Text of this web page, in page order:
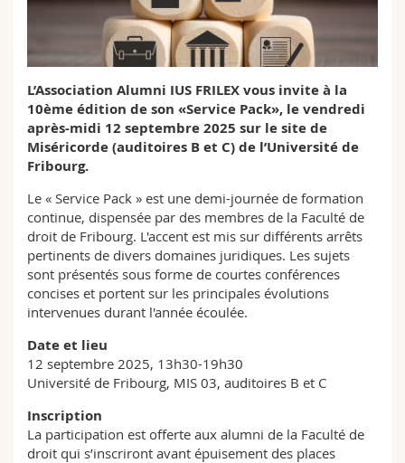
Sciences et médecine
Interfacultaire
Collaborateurs
Doctorants
Webmail
Programme des cours
MyUnifr
L’Association Alumni IUS FRILEX vous invite à la
10ème édition de son «Service Pack», le vendredi
après-midi 12 septembre 2025 sur le site de
Miséricorde (auditoires B et C) de l’Université de
Fribourg.
Le « Service Pack » est une demi-journée de formation
continue, dispensée par des membres de la Faculté de
droit de Fribourg. L'accent est mis sur différents arrêts
pertinents de divers domaines juridiques. Les sujets
sont présentés sous forme de courtes conférences
concises et portent sur les principales évolutions
intervenues durant l'année écoulée.
Date et lieu
12 septembre 2025, 13h30-19h30
Université de Fribourg, MIS 03, auditoires B et C
Inscription
La participation est offerte aux alumni de la Faculté de
droit qui s’inscriront avant épuisement des places